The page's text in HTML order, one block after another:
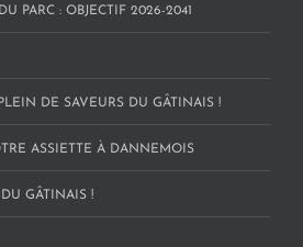
PARC : OBJECTIF 2026-2041
DE SAVEURS DU GÂTINAIS !
ASSIETTE À DANNEMOIS
GÂTINAIS !